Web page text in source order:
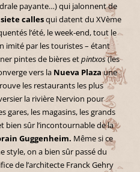
payante…) qui jalonnent de
callesqui datent du XVème
l’été, le week-end, tout le
imité par les touristes – étant
pintes de bières etpintxos(les
vers la Nueva Plazaune
les restaurants les plus
la rivière Nervion pour
gares, les magasins, les grands
bien sûr l’incontournable de la
Guggenheim. Même si ce
style, on a bien sûr passé du
de l’architecte Franck Gehry